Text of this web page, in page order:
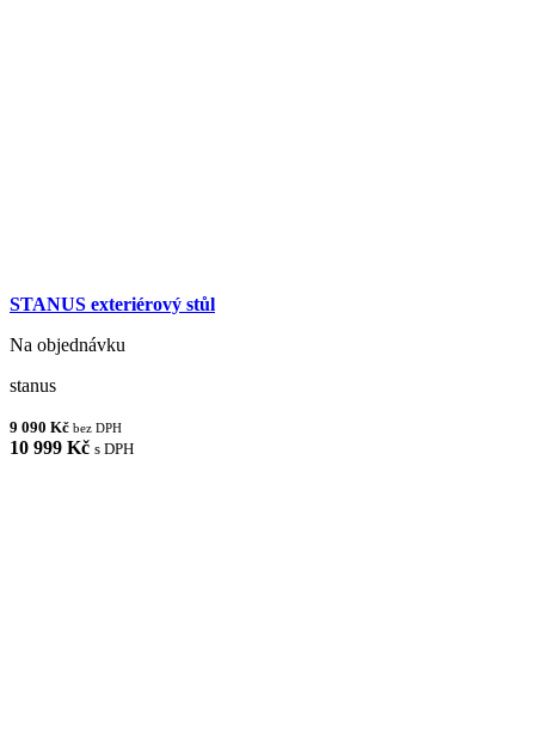
STANUS exteriérový stůl
Na objednávku
stanus
9 090 Kč bez DPH
10 999 Kč s DPH